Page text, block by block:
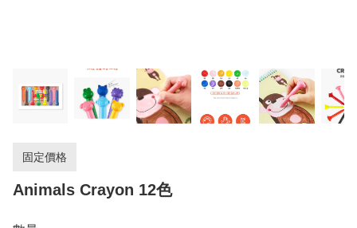
固定價格
Animals Crayon 12色